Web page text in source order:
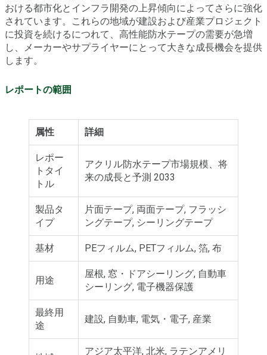
おける都市化とインフラ開発の上昇傾向によってさらに強化
されています。これらの地域が建設および産業プロジェクト
に投資を続けるにつれて、高性能防水テープの需要が急増
し、メーカーやサプライヤーにとって大きな成長機会を提供
します。
レポートの範囲
属性 詳細
レポー
トタイ
トル
アクリル防水テープ市場規模、将
来の成長と予測 2033
製品タ
イプ
片面テープ, 両面テープ, フラッシ
ングテープ, シーリングテープ
基材 PEフィルム, PETフィルム, 箔, 布
用途
屋根, 窓・ドアシーリング, 自動車
シーリング, 電子機器保護
最終用
途
建設, 自動車, 電気・電子, 産業
アジア太平洋, 北米, ラテンアメリ